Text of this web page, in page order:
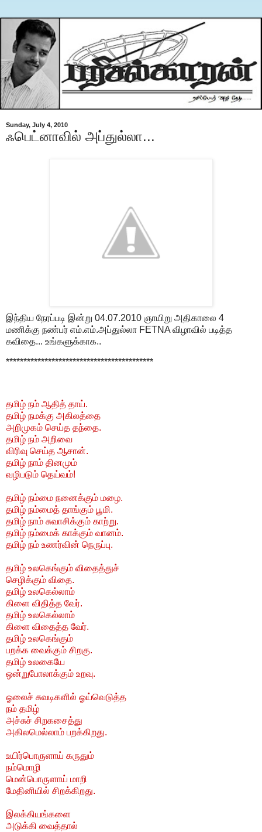
Sunday, July 4, 2010
ஃபெட்னாவில் அப்துல்லா...
இந்திய நேரப்படி இன்று 04.07.2010 ஞாயிறு அதிகாலை 4
மணிக்கு நண்பர் எம்.எம்.அப்துல்லா FETNA விழாவில் படித்த
கவிதை... உங்களுக்காக..
******************************************
தமிழ் நம் ஆதித் தாய்.
தமிழ் நமக்கு அகிலத்தை
அறிமுகம் செய்த தந்தை.
தமிழ் நம் அறிவை
விரிவு செய்த ஆசான்.
தமிழ் நாம் தினமும்
வழிபடும் தெய்வம்!
தமிழ் நம்மை நனைக்கும் மழை.
தமிழ் நம்மைத் தாங்கும் பூமி.
தமிழ் நாம் சுவாசிக்கும் காற்று.
தமிழ் நம்மைக் காக்கும் வானம்.
தமிழ் நம் உணர்வின் நெருப்பு.
தமிழ் உலகெங்கும் விதைத்துச்
செழிக்கும் விதை.
தமிழ் உலகெல்லாம்
கிளை விதித்த வேர்.
தமிழ் உலகெல்லாம்
கிளை விதைத்த வேர்.
தமிழ் உலகெங்கும்
பறக்க வைக்கும் சிறகு.
தமிழ் உலகையே
ஒன்றுபோலாக்கும் உறவு.
ஓலைச் சுவடிகளில் ஓய்வெடுத்த
நம் தமிழ்
அச்சுச் சிறகசைத்து
அகிலமெல்லாம் பறக்கிறது.
உயிர்பொருளாய் கருதும்
நம்மொழி
மென்பொருளாய் மாறி
மேதினியில் சிறக்கிறது.
இலக்கியங்களை
அடுக்கி வைத்தால்